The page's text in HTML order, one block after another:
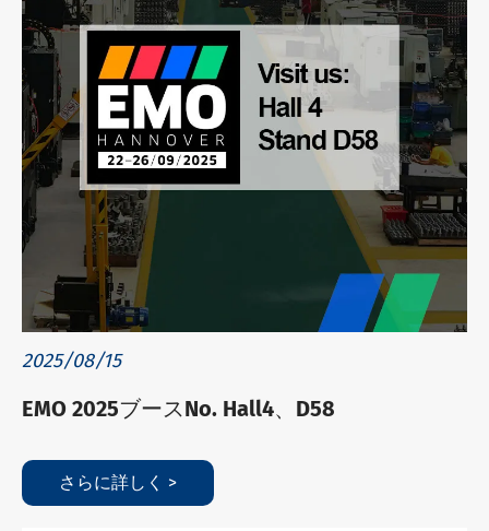
2025/08/15
EMO 2025ブースNo. Hall4、D58
さらに詳しく >